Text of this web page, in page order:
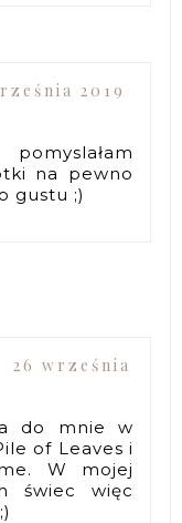
2019
na pewno
gustu ;)
26 września
do mnie w
of Leaves i
W mojej
świec więc